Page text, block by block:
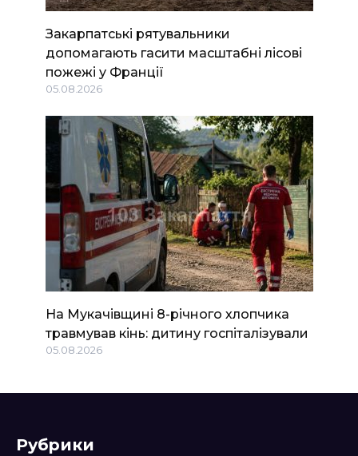
Закарпатські рятувальники
допомагають гасити масштабні лісові
пожежі у Франції
05.08.2026
На Мукачівщині 8-річного хлопчика
травмував кінь: дитину госпіталізували
05.08.2026
Рубрики